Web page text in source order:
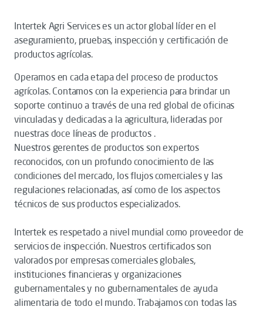
Intertek Agri Services es un actor global líder en el
aseguramiento, pruebas, inspección y certificación de
productos agrícolas.
Operamos en cada etapa del proceso de productos
agrícolas. Contamos con la experiencia para brindar un
soporte continuo a través de una red global de oficinas
vinculadas y dedicadas a la agricultura, lideradas por
nuestras doce líneas de productos .
Nuestros gerentes de productos son expertos
reconocidos, con un profundo conocimiento de las
condiciones del mercado, los flujos comerciales y las
regulaciones relacionadas, así como de los aspectos
técnicos de sus productos especializados.
Intertek es respetado a nivel mundial como proveedor de
servicios de inspección. Nuestros certificados son
valorados por empresas comerciales globales,
instituciones financieras y organizaciones
gubernamentales y no gubernamentales de ayuda
alimentaria de todo el mundo. Trabajamos con todas las